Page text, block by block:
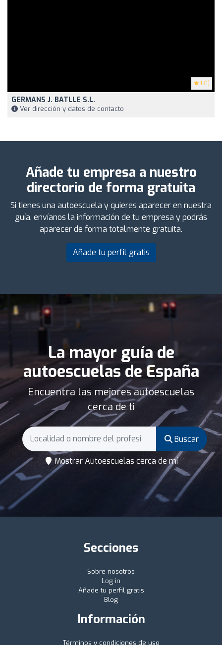
1 (1)
GERMANS J. BATLLE S.L.
Ver dirección y datos de contacto
Añade tu empresa a nuestro
directorio de forma gratuita
Si tienes una autoescuela y quieres aparecer en nuestra
guía, envíanos la información de tu empresa y podrás
aparecer de forma totalmente gratuita.
Añade tu perfil gratis
La mayor guía de
autoescuelas de España
Encuentra las mejores autoescuelas
cerca de ti
Buscar
Mostrar Autoescuelas cerca de mí
Secciones
Sobre nosotros
Log in
Añade tu perfil gratis
Blog
Información
Términos y condiciones de uso